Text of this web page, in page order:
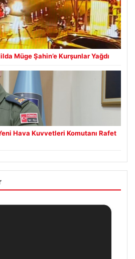
Müge Şahin’e Kurşunlar Yağdı
Hava Kuvvetleri Komutanı Rafet